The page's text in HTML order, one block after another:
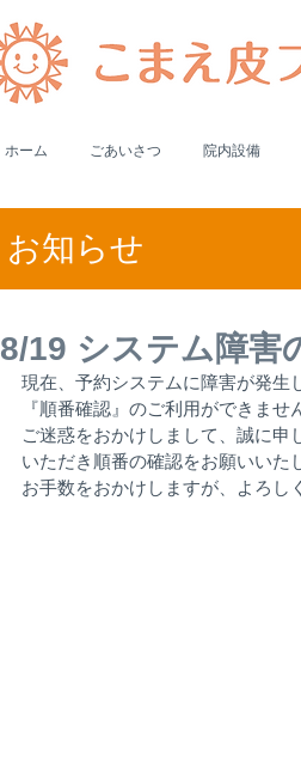
ホーム ごあいさつ 院内設備
​お知らせ
8/19 システム障害
現在、予約システムに障害が発生
『順番確認』のご利用ができませ
ご迷惑をおかけしまして、誠に申
いただき順番の確認をお願いいた
お手数をおかけしますが、よろし